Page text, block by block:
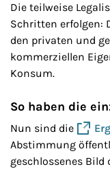
Die teilweise
Schritten erfolgen:
den privaten und
kommerziellen
Konsum.
So haben die
Nun sind die
Abstimmung
geschlossenes Bild